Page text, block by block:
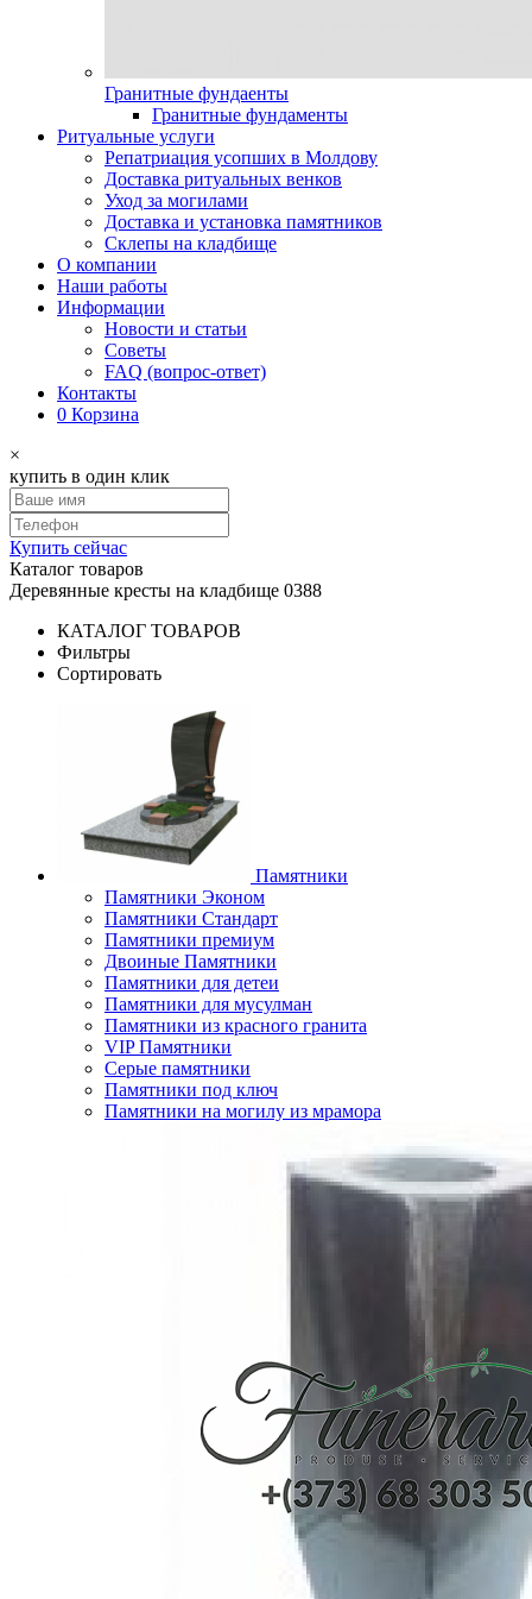
Гранитные фундаенты
Гранитные фундаменты
Ритуальные услуги
Репатриация усопших в Молдову
Доставка ритуальных венков
Уход за могилами
Доставка и установка памятников
Склепы на кладбище
О компании
Наши работы
Информации
Новости и статьи
Советы
FAQ (вопрос-ответ)
Контакты
0 Корзина
×
купить в один клик
Купить сейчас
Каталог товаров
Деревянные кресты на кладбище 0388
КАТАЛОГ ТОВАРОВ
Фильтры
Сортировать
Памятники
Памятники Эконом
Памятники Стандарт
Памятники премиум
Двоиные Памятники
Памятники для детеи
Памятники для мусулман
Памятники из красного гранита
VIP Памятники
Серые памятники
Памятники под ключ
Памятники на могилу из мрамора